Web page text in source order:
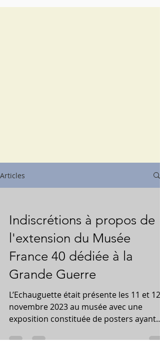
Articles
Indiscrétions à propos de
l'extension du Musée
France 40 dédiée à la
Grande Guerre
L’Echauguette était présente les 11 et 12
novembre 2023 au musée avec une
exposition constituée de posters ayant